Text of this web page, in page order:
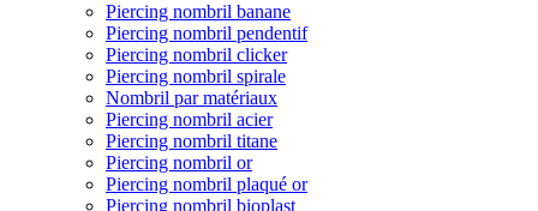
Piercing nombril banane
Piercing nombril pendentif
Piercing nombril clicker
Piercing nombril spirale
Nombril par matériaux
Piercing nombril acier
Piercing nombril titane
Piercing nombril or
Piercing nombril plaqué or
Piercing nombril bioplast